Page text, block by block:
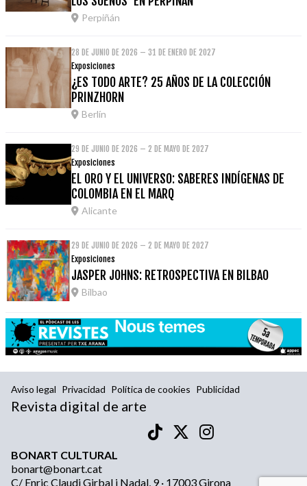
Perpiñán
28 DE JUNIO DE 2026 – 31 DE ENERO DE 2027
Exposiciones
¿ES TODO ARTE? 25 AÑOS DE LA COLECCIÓN
PRINZHORN
Berlín
29 DE JUNIO DE 2026 – 2 DE MAYO DE 2027
Exposiciones
EL ORO Y EL UNIVERSO: SABERES INDÍGENAS DE
COLOMBIA EN EL MARQ
Alicante
29 DE JUNIO DE 2026 – 2 DE MAYO DE 2027
Exposiciones
JASPER JOHNS: RETROSPECTIVA EN BILBAO
Bilbao
Aviso legal Privacidad Política de cookies Publicidad
Revista digital de arte
BONART CULTURAL
bonart@bonart.cat
C/ Enric Claudi Girbal i Nadal, 9 · 17003 Girona